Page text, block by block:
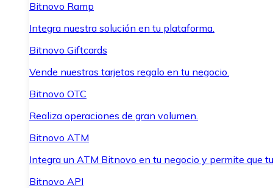
Bitnovo Ramp
Integra nuestra solución en tu plataforma.
Bitnovo Giftcards
Vende nuestras tarjetas regalo en tu negocio.
Bitnovo OTC
Realiza operaciones de gran volumen.
Bitnovo ATM
Integra un ATM Bitnovo en tu negocio y permite que
Bitnovo API